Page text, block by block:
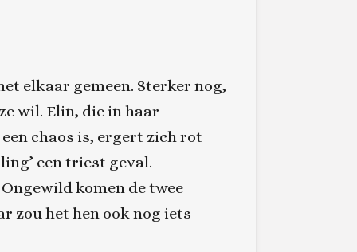
elkaar gemeen. Sterker nog,
wil. Elin, die in haar
chaos is, ergert zich rot
een triest geval.
komen de twee
zou het hen ook nog iets